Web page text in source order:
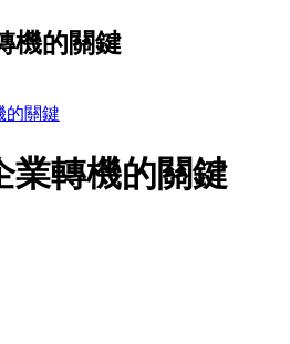
機的關鍵
的關鍵
業轉機的關鍵